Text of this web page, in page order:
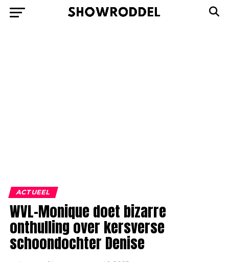
ACTUEEL
WVL-Monique doet bizarre
onthulling over kersverse
schoondochter Denise